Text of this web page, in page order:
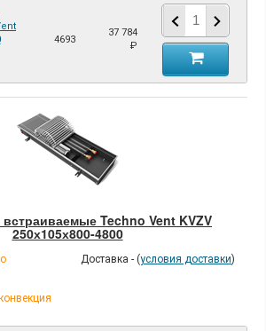
4693
37 784
₽
Techno Vent KVZV
250х105х800-4800
Доставка - (условия доставки)